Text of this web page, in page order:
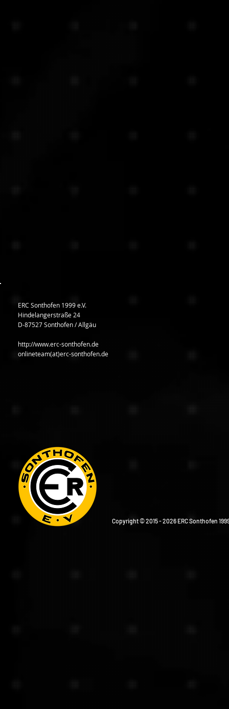
ERC Sonthofen 1999 e.V.
Hindelangerstraße 24
D-87527 Sonthofen / Allgäu
http://www.erc-sonthofen.de
onlineteam(at)erc-sonthofen.de
Copyright © 2015 - 2026 ERC Sonthofen